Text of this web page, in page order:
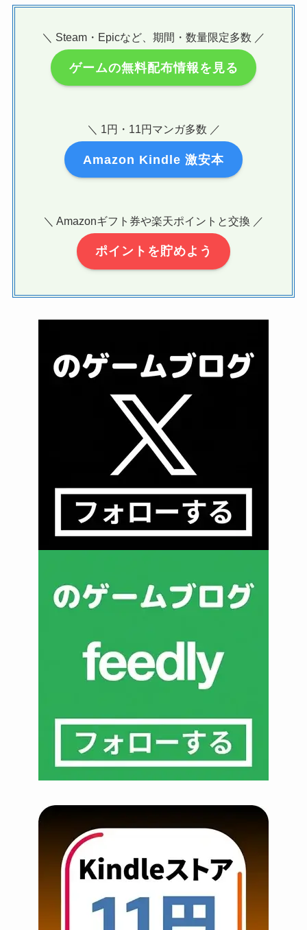
＼ Steam・Epicなど、期間・数量限定多数 ／
ゲームの無料配布情報を見る
＼ 1円・11円マンガ多数 ／
Amazon Kindle 激安本
＼ Amazonギフト券や楽天ポイントと交換 ／
ポイントを貯めよう